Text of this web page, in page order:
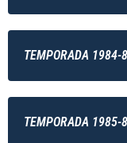
TEMPORADA 1984-
TEMPORADA 1985-